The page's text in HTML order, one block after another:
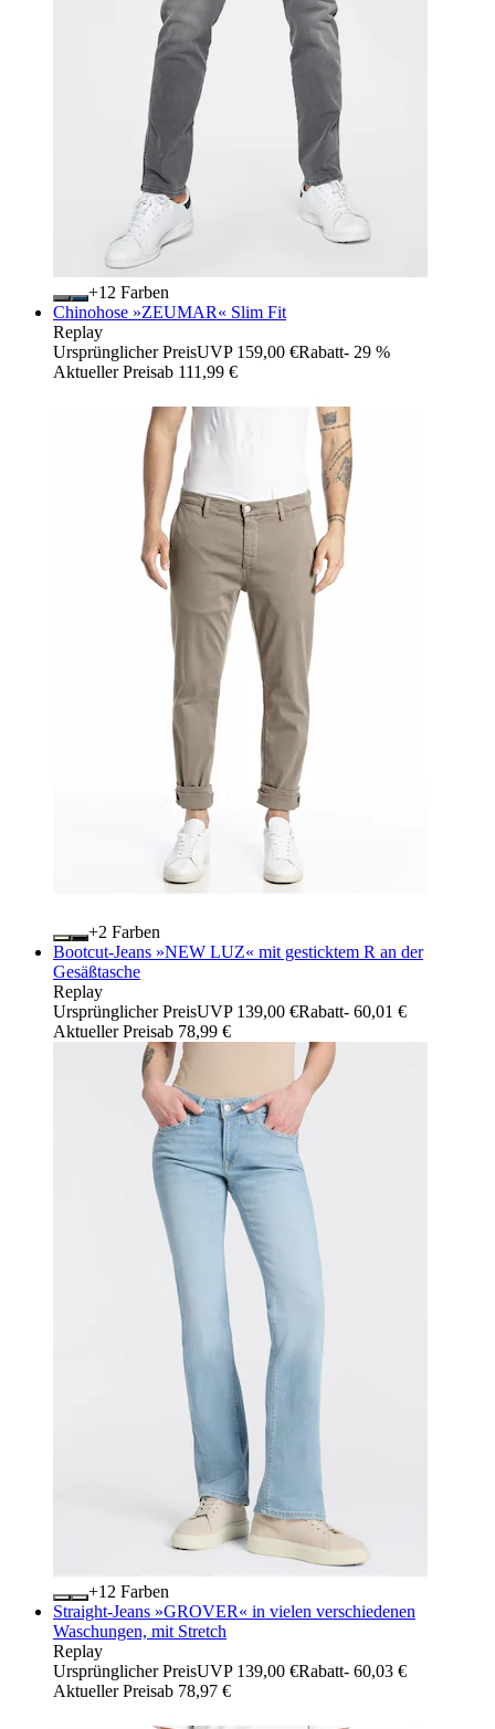
+
Farben
Chinohose »ZEUMAR« Slim Fit
Replay
Ursprünglicher PreisUVP 159,00 €Rabatt- 29 %
Aktueller Preisab 111,99 €
+
Farben
Bootcut-Jeans »NEW LUZ« mit gesticktem R an der
Gesäßtasche
Replay
Ursprünglicher PreisUVP 139,00 €Rabatt- 60,01 €
Aktueller Preisab 78,99 €
+
Farben
Straight-Jeans »GROVER« in vielen verschiedenen
Waschungen, mit Stretch
Replay
Ursprünglicher PreisUVP 139,00 €Rabatt- 60,03 €
Aktueller Preisab 78,97 €